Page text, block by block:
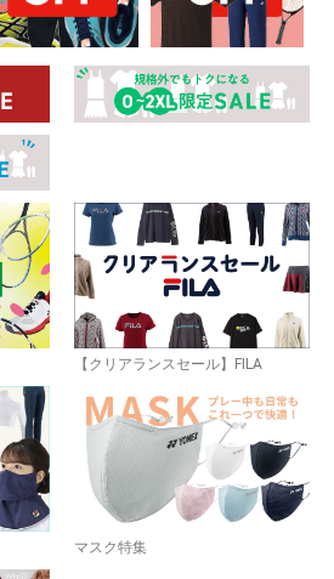
【クリアランスセール】FILA
マスク特集